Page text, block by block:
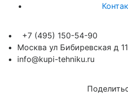
+7 (495) 150-54-90
Москва ул Бибиревская д 11
info@kupi-tehniku.ru